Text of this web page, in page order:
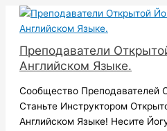
Перейти
Преподаватели
Английском Языке.
Сообщество Преподавателей
Станьте Инструктором
Английском Языке! Несите